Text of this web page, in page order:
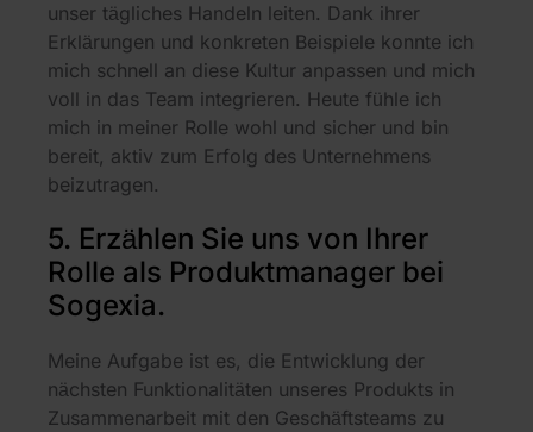
unser tägliches Handeln leiten. Dank ihrer
Erklärungen und konkreten Beispiele konnte ich
mich schnell an diese Kultur anpassen und mich
voll in das Team integrieren. Heute fühle ich
mich in meiner Rolle wohl und sicher und bin
bereit, aktiv zum Erfolg des Unternehmens
beizutragen.
5. Erzählen Sie uns von Ihrer
Rolle als Produktmanager bei
Sogexia.
Meine Aufgabe ist es, die Entwicklung der
nächsten Funktionalitäten unseres Produkts in
Zusammenarbeit mit den Geschäftsteams zu